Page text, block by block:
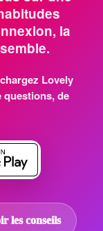
la
Lovely
questions, de
les conseils